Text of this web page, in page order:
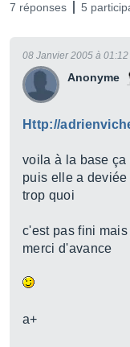
7 réponses 5
Anonyme
08 Janvier 2005 à 01:12
Http://
voila à la base ça
puis elle a
trop quoi
c'est pas fini
merci d'avance
a+